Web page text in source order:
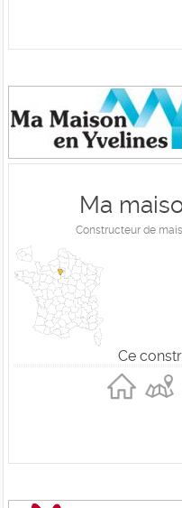
Ma
Constructeur de
Ce